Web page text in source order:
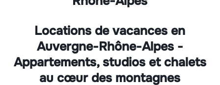
Locations de vacances en
Auvergne-Rhône-Alpes -
Appartements, studios et chalets
au cœur des montagnes